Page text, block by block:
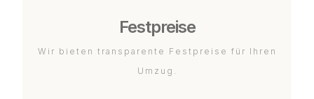
Festpreise
Wir bieten transparente Festpreise für Ihren
Umzug.